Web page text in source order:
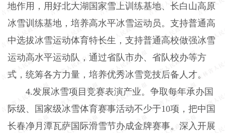
地作用，用好北大湖国家雪上训练基地、长白山高原
冰雪训练基地，培养高水平冰雪运动员。支持普通高
中选拔冰雪运动体育特长生，支持普通高校做强冰雪
运动高水平运动队，通过省队市办、省队校办等方
式，统筹各方力量，培养优秀冰雪竞技后备人才。
4.发展冰雪项目竞赛表演产业。争取每年承办国
际级、国家级冰雪体育赛事活动不少于10项，把中国
长春净月潭瓦萨国际滑雪节办成金牌赛事。深入开展